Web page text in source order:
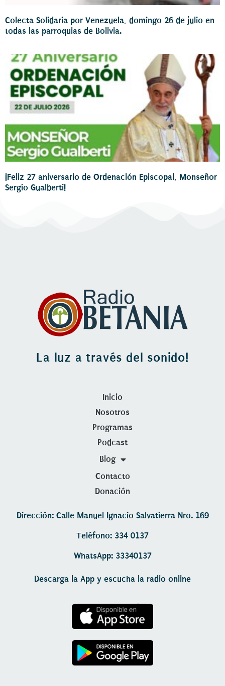
Colecta Solidaria por Venezuela, domingo 26 de julio en
todas las parroquias de Bolivia.
¡Feliz 27 aniversario de Ordenación Episcopal, Monseñor
Sergio Gualberti!
La luz a través del sonido!
Inicio
Nosotros
Programas
Podcast
Blog
Contacto
Donación
Dirección: Calle Manuel Ignacio Salvatierra Nro. 169
Teléfono: 334 0137
WhatsApp: 33340137
Descarga la App y escucha la radio online